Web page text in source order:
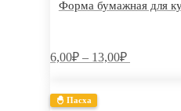
Форма бумажная для
6,00₽ – 13,00₽
🐣 Пасха